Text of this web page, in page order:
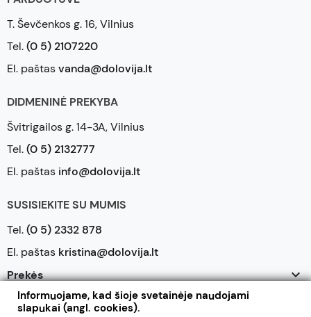
T. Ševčenkos g. 16, Vilnius
Tel.(0 5) 2107220
El. paštasvanda@dolovija.lt
DIDMENINĖ PREKYBA
Švitrigailos g. 14-3A, Vilnius
Tel.(0 5) 2132777
El. paštas info@dolovija.lt
SUSISIEKITE SU MUMIS
Tel.(0 5) 2332 878
El. paštas kristina@dolovija.lt
Prekės

Mūsų įmonė
Informuojame, kad šioje svetainėje naudojami
slapukai (angl. cookies).